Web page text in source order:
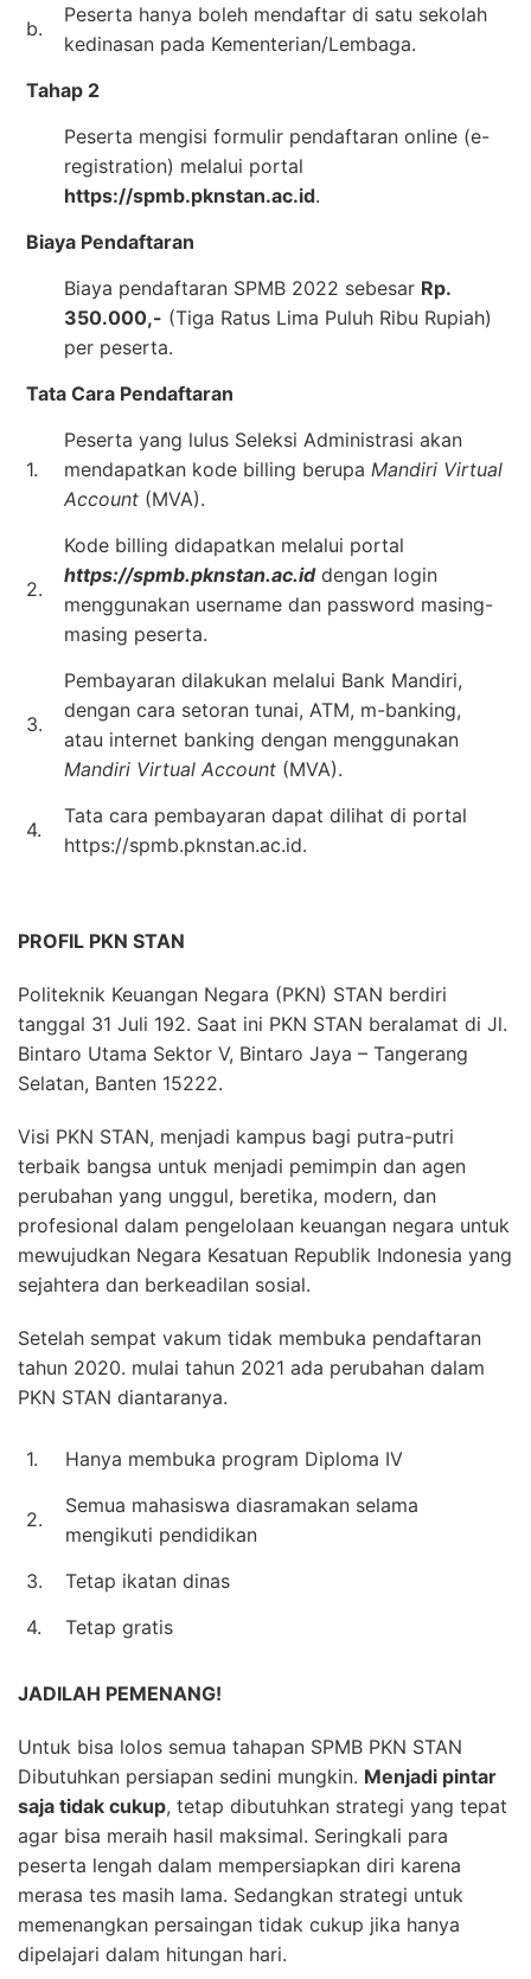
b.
Peserta hanya boleh mendaftar di satu sekolah
kedinasan pada Kementerian/Lembaga.
Tahap 2
Peserta mengisi formulir pendaftaran online (e-
registration) melalui portal
https://spmb.pknstan.ac.id.
Biaya Pendaftaran
Biaya pendaftaran SPMB 2022 sebesar Rp.
350.000,- (Tiga Ratus Lima Puluh Ribu Rupiah)
per peserta.
Tata Cara Pendaftaran
1.
Peserta yang lulus Seleksi Administrasi akan
mendapatkan kode billing berupa Mandiri Virtual
Account (MVA).
2.
Kode billing didapatkan melalui portal
https://spmb.pknstan.ac.iddengan login
menggunakan username dan password masing-
masing peserta.
3.
Pembayaran dilakukan melalui Bank Mandiri,
dengan cara setoran tunai, ATM, m-banking,
atau internet banking dengan menggunakan
Mandiri Virtual Account (MVA).
4.
Tata cara pembayaran dapat dilihat di portal
https://spmb.pknstan.ac.id.
PROFIL PKN STAN
Politeknik Keuangan Negara (PKN) STAN berdiri
tanggal 31 Juli 192. Saat ini PKN STAN beralamat di Jl.
Bintaro Utama Sektor V, Bintaro Jaya – Tangerang
Selatan, Banten 15222.
Visi PKN STAN, menjadi kampus bagi putra-putri
terbaik bangsa untuk menjadi pemimpin dan agen
perubahan yang unggul, beretika, modern, dan
profesional dalam pengelolaan keuangan negara untuk
mewujudkan Negara Kesatuan Republik Indonesia yang
sejahtera dan berkeadilan sosial.
Setelah sempat vakum tidak membuka pendaftaran
tahun 2020. mulai tahun 2021 ada perubahan dalam
PKN STAN diantaranya.
1. Hanya membuka program Diploma IV
2.
Semua mahasiswa diasramakan selama
mengikuti pendidikan
3.
Tetap ikatan dinas
4.
Tetap gratis
JADILAH PEMENANG!
Untuk bisa lolos semua tahapan SPMB PKN STAN
Dibutuhkan persiapan sedini mungkin. Menjadi pintar
saja tidak cukup, tetap dibutuhkan strategi yang tepat
agar bisa meraih hasil maksimal. Seringkali para
peserta lengah dalam mempersiapkan diri karena
merasa tes masih lama. Sedangkan strategi untuk
memenangkan persaingan tidak cukup jika hanya
dipelajari dalam hitungan hari.